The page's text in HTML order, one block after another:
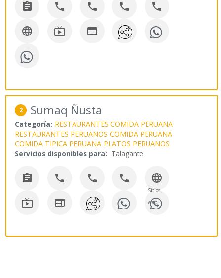
    
  
2 Sumaq Ñusta
Categoría: RESTAURANTES COMIDA PERUANA
RESTAURANTES PERUANOS COMIDA PERUANA
COMIDA TIPICA PERUANA PLATOS PERUANOS
Servicios disponibles para: Talagante
    
Sitios
web
 